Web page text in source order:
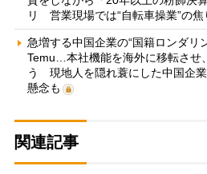
リ 営業現場では“自転車操業”の焦
急増する中国企業の“国籍ロンダリ
Temu…本社機能を海外に移転させ
う 現地人を隠れ蓑にした中国企
懸念も
関連記事